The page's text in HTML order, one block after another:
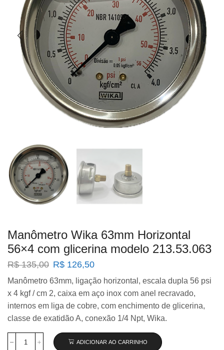
Manômetro Wika 63mm Horizontal
56×4 com glicerina modelo 213.53.063
R$135,00 O
original
era:
R$ 135,00.
R$ 126,50O
atual
é:
R$ 126,50.
Manômetro 63mm, ligação horizontal, escala dupla 56 psi
x 4 kgf / cm 2, caixa em aço inox com anel recravado,
internos em liga de cobre, com enchimento de glicerina,
classe de exatidão A, conexão 1/4 Npt, Wika.
Manômetro
ADICIONAR AO CARRINHO